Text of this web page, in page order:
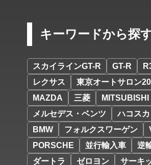
キーワードから探
スカイラインGT-R GT-R
レクサス
東京オートサロン
MAZDA
三菱 MITSUBISHI
メルセデス・ベンツ
ハコスカ
BMW
フォルクスワーゲン
PORSCHE
並行輸入車 逆
ダートラ
ゼロヨン サーキ